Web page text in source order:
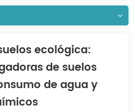
ecológica:
de suelos
de agua y